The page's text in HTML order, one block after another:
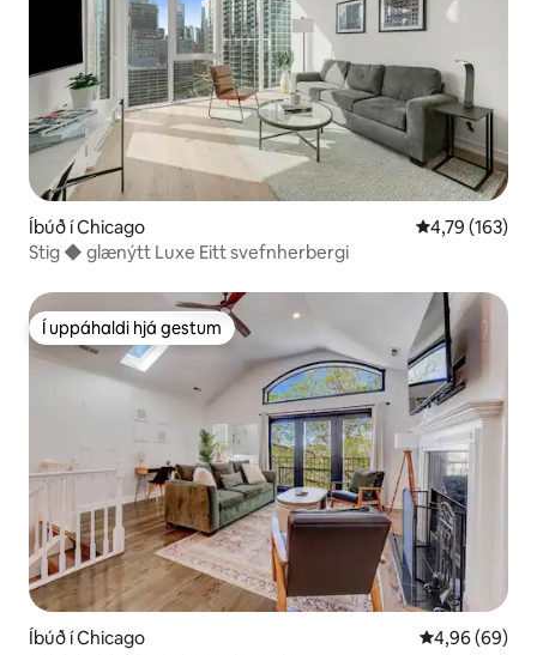
Íbúð í Chicago 4,79 af 5 í
4,79 (163)
Stig ◆ glænýtt Luxe Eitt svefnherbergi
Í uppáhaldi hjá gestum
Í uppáhaldi hjá gestum
Íbúð í Chicago 4,96 af 5 í
4,96 (69)